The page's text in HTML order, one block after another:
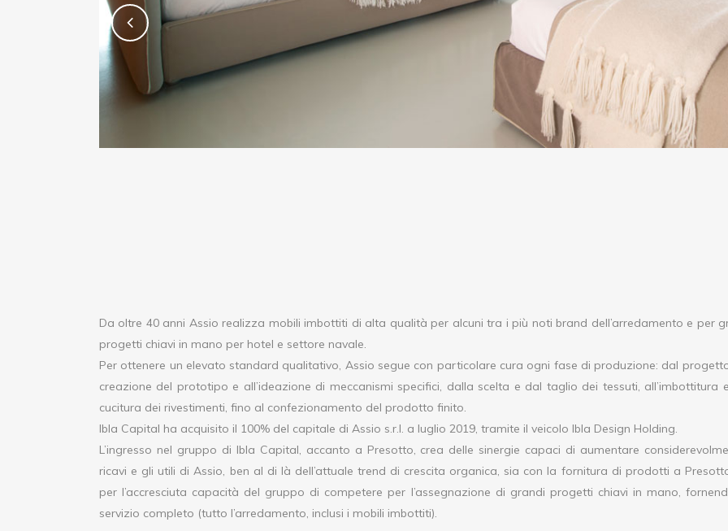
Da oltre 40 anni Assio realizza mobili imbottiti di alta qualità per alcuni tra i più noti brand dell’arredamento e per
progetti chiavi in mano per hotel e settore navale.
Per ottenere un elevato standard qualitativo, Assio segue con particolare cura ogni fase di produzione: dal
creazione del prototipo e all’ideazione di meccanismi specifici, dalla scelta e dal taglio dei tessuti, all’imbottitura
cucitura dei rivestimenti, fino al confezionamento del prodotto finito.
Ibla Capital ha acquisito il 100% del capitale di Assio s.r.l. a luglio 2019, tramite il veicolo Ibla Design Holding.
L’ingresso nel gruppo di Ibla Capital, accanto a Presotto, crea delle sinergie capaci di aumentare
ricavi e gli utili di Assio, ben al di là dell’attuale trend di crescita organica, sia con la fornitura di prodotti a
per l’accresciuta capacità del gruppo di competere per l’assegnazione di grandi progetti chiavi in mano,
servizio completo (tutto l’arredamento, inclusi i mobili imbottiti).